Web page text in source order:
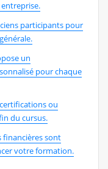
entreprise.
participants pour
un
pour chaque
ou
du cursus.
financières sont
votre formation.